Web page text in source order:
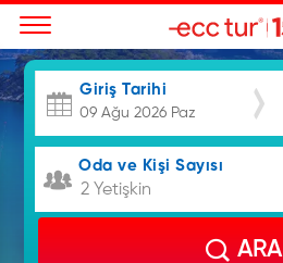
Giriş Tarihi
Oda ve Kişi Sayısı
2 Yetişkin
ARA